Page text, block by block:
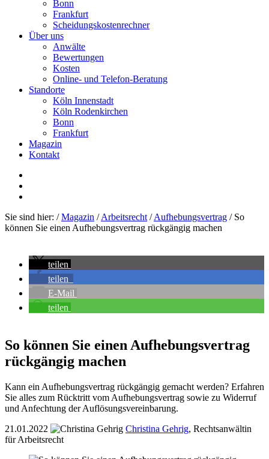
Bonn
Frankfurt
Scheidungskostenrechner
Über uns
Anwälte
Bewertungen
Kosten
Online- und Telefon-Beratung
Standorte
Köln Innenstadt
Köln Rodenkirchen
Bonn
Frankfurt
Magazin
Kontakt
Sie sind hier: /Magazin /Arbeitsrecht /Aufhebungsvertrag / So
können Sie einen Aufhebungsvertrag rückgängig machen
teilen
teilen
E-Mail
teilen
So können Sie einen Aufhebungsvertrag
rückgängig machen
Kann ein Aufhebungsvertrag rückgängig gemacht werden? Erfahren
Sie alles zum Rücktritt vom Aufhebungsvertrag sowie zu Widerruf
und Anfechtung der Auflösungsvereinbarung.
21.01.2022
Christina Gehrig, Rechtsanwältin
für Arbeitsrecht